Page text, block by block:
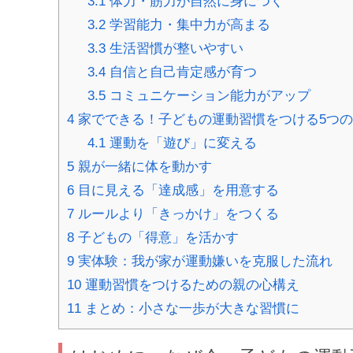
3.2学習能力・集中力が高まる
3.3生活習慣が整いやすい
3.4自信と自己肯定感が育つ
3.5コミュニケーション能力がアップ
4 家でできる！子どもの運動習慣をつける5つ
4.1運動を「遊び」に変える
5 親が一緒に体を動かす
6 目に見える「達成感」を用意する
7 ルールより「きっかけ」をつくる
8 子どもの「得意」を活かす
9 実体験：我が家が運動嫌いを克服した流れ
10 運動習慣をつけるための親の心構え
11 まとめ：小さな一歩が大きな習慣に